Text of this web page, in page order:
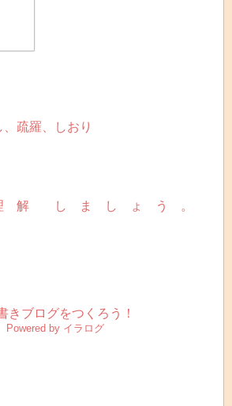
疏羅、しおり
解 し ま し ょ う 。
きブログをつくろう！
Powered by イラログ